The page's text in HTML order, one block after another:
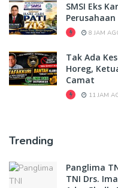
SMSI Eks
8 JAM
Tak Ada
Horeg,
Camat
11 JAM
Trending
Panglima
TNI Drs.